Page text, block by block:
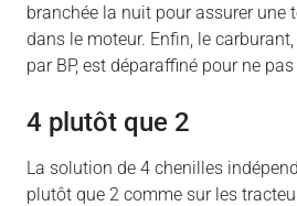
branchée la nuit pour assurer une
dans le moteur. Enfin, le
par BP, est déparaffiné pour ne pas
4 plutôt que 2
La solution de 4 chenilles
plutôt que 2 comme sur les